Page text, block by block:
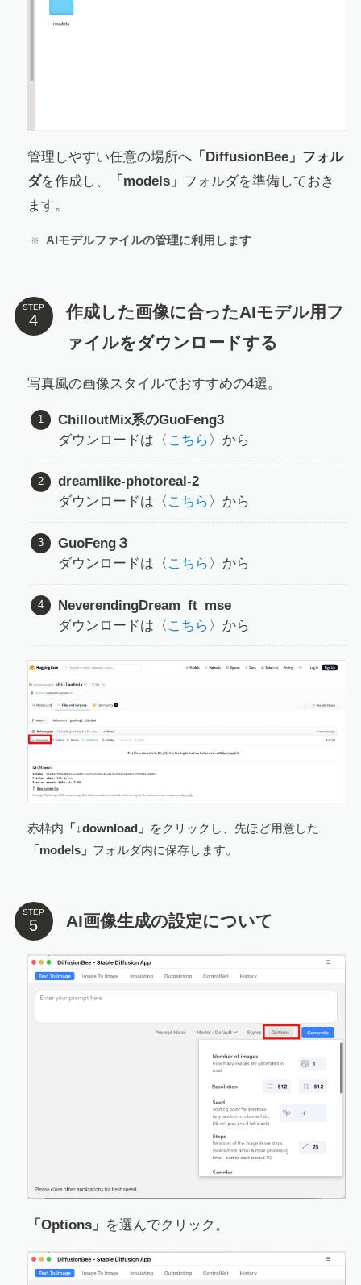
管理しやすい任意の場所へ「DiffusionBee」フォル
ダを作成し、 「models」 フォルダを準備しておき
ます。
AIモデルファイルの管理に利用します
STEP
作成した画像に合ったAIモデル用フ
ァイルをダウンロードする
写真風の画像スタイルでおすすめの4選。
ChilloutMix系のGuoFeng3
ダウンロードは〈 こちら 〉から
dreamlike-photoreal-2
ダウンロードは〈 こちら 〉から
GuoFeng３
ダウンロードは〈 こちら 〉から
NeverendingDream_ft_mse
ダウンロードは〈 こちら 〉から
赤枠内 「↓download」 をクリックし、先ほど用意した
「models」 フォルダ内に保存します。
STEP AI画像生成の設定について
「Options」 を選んでクリック。